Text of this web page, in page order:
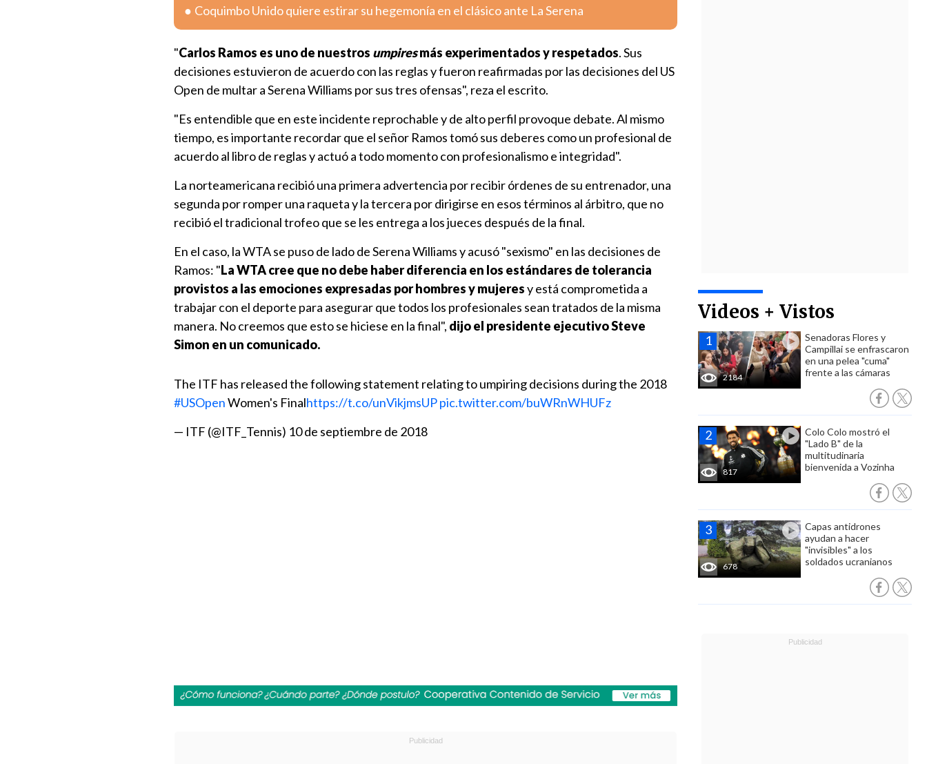
Videos + Vistos
2184
Senadoras Flores y
Campillai se enfrascaron
en una pelea "cuma"
frente a las cámaras
817
Colo Colo mostró el
"Lado B" de la
multitudinaria
bienvenida a Vozinha
678
Capas antidrones
ayudan a hacer
"invisibles" a los
soldados ucranianos
Coquimbo Unido quiere estirar su hegemonía en el clásico ante La Serena
"Carlos Ramos es uno de nuestros umpiresmás experimentados y respetados. Sus
decisiones estuvieron de acuerdo con las reglas y fueron reafirmadas por las decisiones del US
Open de multar a Serena Williams por sus tres ofensas", reza el escrito.
"Es entendible que en este incidente reprochable y de alto perfil provoque debate. Al mismo
tiempo, es importante recordar que el señor Ramos tomó sus deberes como un profesional de
acuerdo al libro de reglas y actuó a todo momento con profesionalismo e integridad".
La norteamericana recibió una primera advertencia por recibir órdenes de su entrenador, una
segunda por romper una raqueta y la tercera por dirigirse en esos términos al árbitro, que no
recibió el tradicional trofeo que se les entrega a los jueces después de la final.
En el caso, la WTA se puso de lado de Serena Williams y acusó "sexismo" en las decisiones de
Ramos: "La WTA cree que no debe haber diferencia en los estándares de tolerancia
provistos a las emociones expresadas por hombres y mujeresy está comprometida a
trabajar con el deporte para asegurar que todos los profesionales sean tratados de la misma
manera. No creemos que esto se hiciese en la final", dijo el presidente ejecutivo Steve
Simon en un comunicado.
The ITF has released the following statement relating to umpiring decisions during the 2018
#USOpenWomen's Finalhttps://t.co/unVikjmsUPpic.twitter.com/buWRnWHUFz
— ITF (@ITF_Tennis) 10 de septiembre de 2018